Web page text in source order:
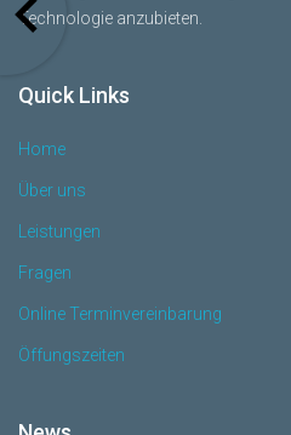
Technologie anzubieten.
Quick Links
Home
Über uns
Leistungen
Fragen
Online Terminvereinbarung
Öffungszeiten